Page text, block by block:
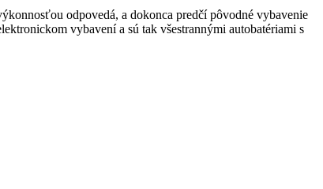
odpovedá, a dokonca predčí pôvodné vybavenie
vybavení a sú tak všestrannými autobatériami s